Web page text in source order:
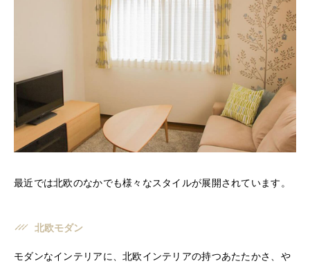
最近では北欧のなかでも様々なスタイルが展開されています。
北欧モダン
モダンなインテリアに、北欧インテリアの持つあたたかさ、や